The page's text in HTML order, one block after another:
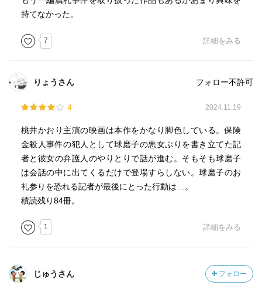
持てなかった。
7 詳細をみる
りょうさん フォロー不許可
4 2024.11.19
桃井かおり主演の映画は本作をかなり脚色している。保険
金殺人事件の犯人として球磨子の悪女ぶりを書き立てた記
者と彼女の弁護人のやりとりで話が進む。そもそも球磨子
は会話の中に出てくるだけで登場すらしない。球磨子のお
礼参りを恐れる記者が最後にとった行動は…。
積読残り84冊。
1 詳細をみる
じゅうさん フォロー